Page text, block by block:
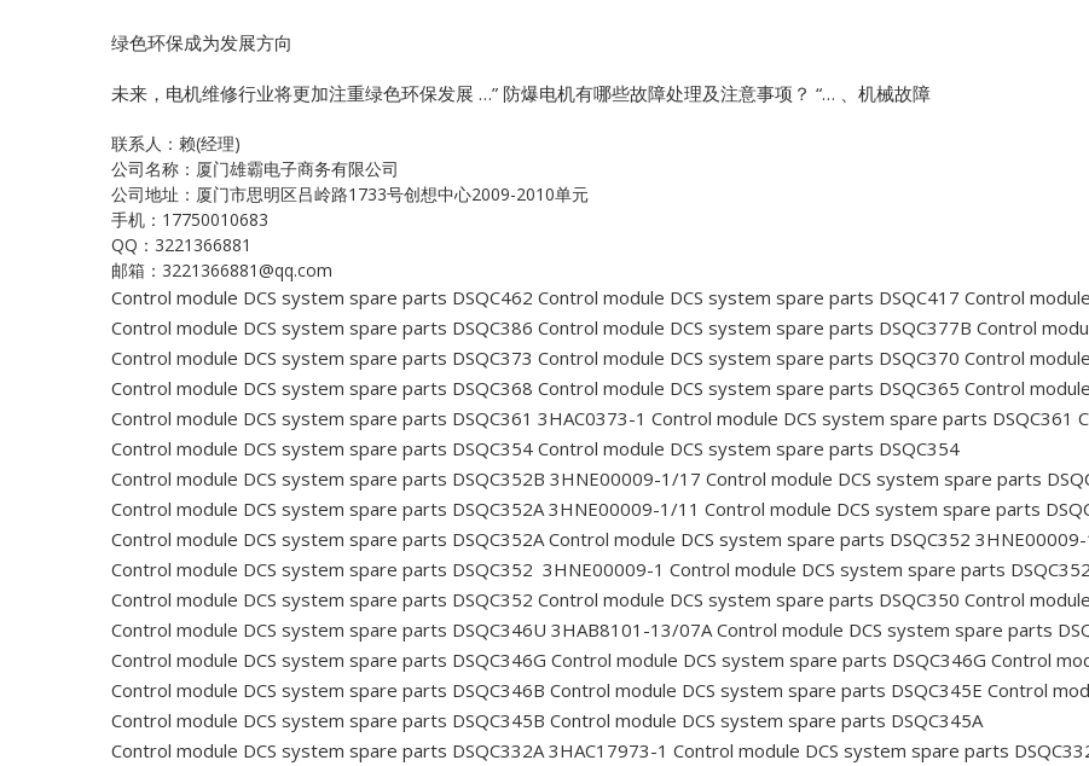
绿色环保成为发展方向
未来，电机维修行业将更加注重绿色环保发展 …” 防爆电机有哪些故障处理及注意事项？ “… 、机械故障
联系人：赖(经理)
公司名称：厦门雄霸电子商务有限公司
公司地址：厦门市思明区吕岭路1733号创想中心2009-2010单元
手机：17750010683
QQ：3221366881
邮箱：3221366881@qq.com
Control module DCS system spare parts DSQC462 Control module DCS system spare parts DSQC417 Control
Control module DCS system spare parts DSQC386 Control module DCS system spare parts DSQC377B Control
Control module DCS system spare parts DSQC373 Control module DCS system spare parts DSQC370 Control
Control module DCS system spare parts DSQC368 Control module DCS system spare parts DSQC365 Control
Control module DCS system spare parts DSQC361 3HAC0373-1 Control module DCS system spare parts DSQC361
Control module DCS system spare parts DSQC354 Control module DCS system spare parts DSQC354
Control module DCS system spare parts DSQC352B 3HNE00009-1/17 Control module DCS system spare parts
Control module DCS system spare parts DSQC352A 3HNE00009-1/11 Control module DCS system spare parts
Control module DCS system spare parts DSQC352A Control module DCS system spare parts DSQC352
Control module DCS system spare parts DSQC352 3HNE00009-1 Control module DCS system spare parts DSQC352
Control module DCS system spare parts DSQC352 Control module DCS system spare parts DSQC350 Control
Control module DCS system spare parts DSQC346U 3HAB8101-13/07A Control module DCS system spare parts
Control module DCS system spare parts DSQC346G Control module DCS system spare parts DSQC346G Control
Control module DCS system spare parts DSQC346B Control module DCS system spare parts DSQC345E Control
Control module DCS system spare parts DSQC345B Control module DCS system spare parts DSQC345A
Control module DCS system spare parts DSQC332A 3HAC17973-1 Control module DCS system spare parts